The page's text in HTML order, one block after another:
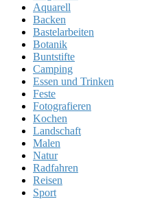
Aquarell
Backen
Bastelarbeiten
Botanik
Buntstifte
Camping
Essen und Trinken
Feste
Fotografieren
Kochen
Landschaft
Malen
Natur
Radfahren
Reisen
Sport